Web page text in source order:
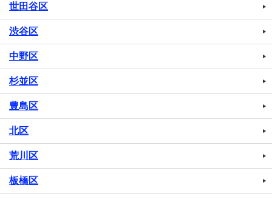
世田谷区
渋谷区
中野区
杉並区
豊島区
北区
荒川区
板橋区